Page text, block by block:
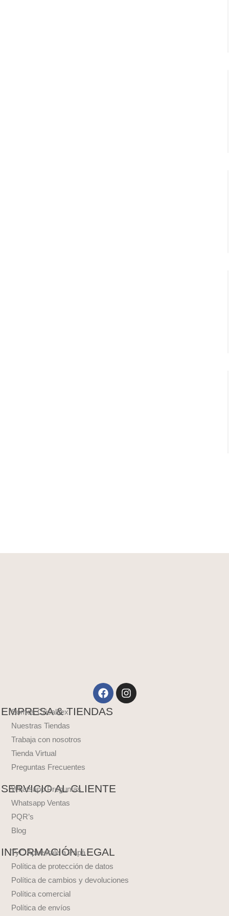
FacebookInstagram
EMPRESA & TIENDAS
Somos Crisalltex
Nuestras Tiendas
Trabaja con nosotros
Tienda Virtual
Preguntas Frecuentes
SERVICIO AL CLIENTE
Whatsapp Preguntas
Whatsapp Ventas
PQR’s
Blog
INFORMACIÓN LEGAL
TyC Apuéstale a Papá
Política de protección de datos
Política de cambios y devoluciones
Política comercial
Política de envíos